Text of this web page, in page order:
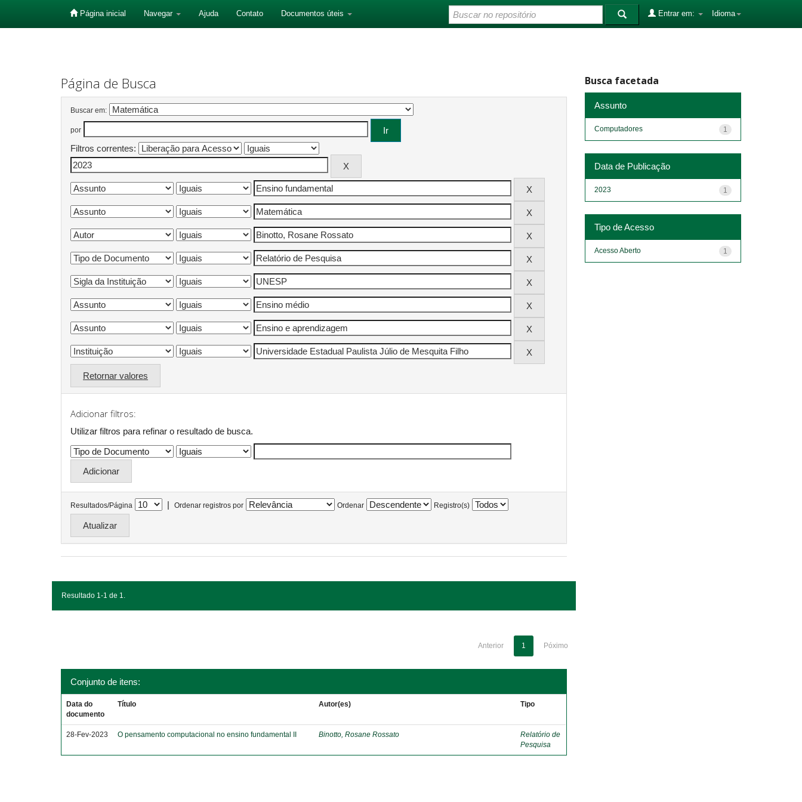
Página inicial Navegar Ajuda Contato Documentos úteis Idioma
Entrar em:
Página de Busca
Buscar em:
por
Filtros correntes:
Retornar valores
Adicionar filtros:
Utilizar filtros para refinar o resultado de busca.
Resultados/Página | Ordenar registros por Ordenar Registro(s)
Resultado 1-1 de 1.
Anterior 1 Póximo
Conjunto de itens:
Data do
documento
Título Autor(es) Tipo
28-Fev-2023 O pensamento computacional no ensino fundamental II Binotto, Rosane Rossato
Relatório de
Pesquisa
Busca facetada
Assunto
1
Computadores
Data de Publicação
1
2023
Tipo de Acesso
1
Acesso Aberto